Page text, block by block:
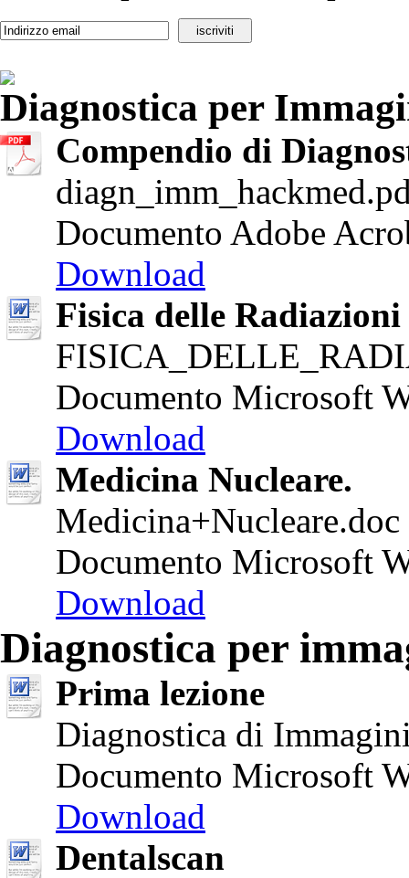
Diagnostica per
Compendio di
Documento Adobe
Download
Fisica delle Radiazioni
Documento Microsoft
Download
Medicina Nucleare.
Medicina+Nucleare.doc
Documento Microsoft
Download
Diagnostica per
Prima lezione
Diagnostica di
Documento Microsoft
Download
Dentalscan